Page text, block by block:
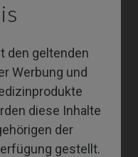
den geltenden
Werbung und
diese Inhalte
der
gestellt.